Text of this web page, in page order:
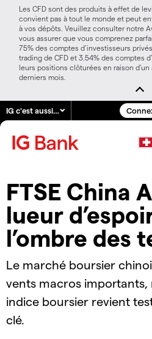
Les CFD sont des produits à effet de
convient pas à tout le monde et peut
à vos dépôts. Veuillez consulter notre
vous assurer que vous comprenez
75% des comptes d’investisseurs
trading de CFD et 3.54% des comptes
leurs positions clôturées en raison d’un
derniers mois.
IG c'est aussi…
FTSE China
lueur
l’ombre des
Le marché boursier
vents macros importants,
indice boursier revient
clé.